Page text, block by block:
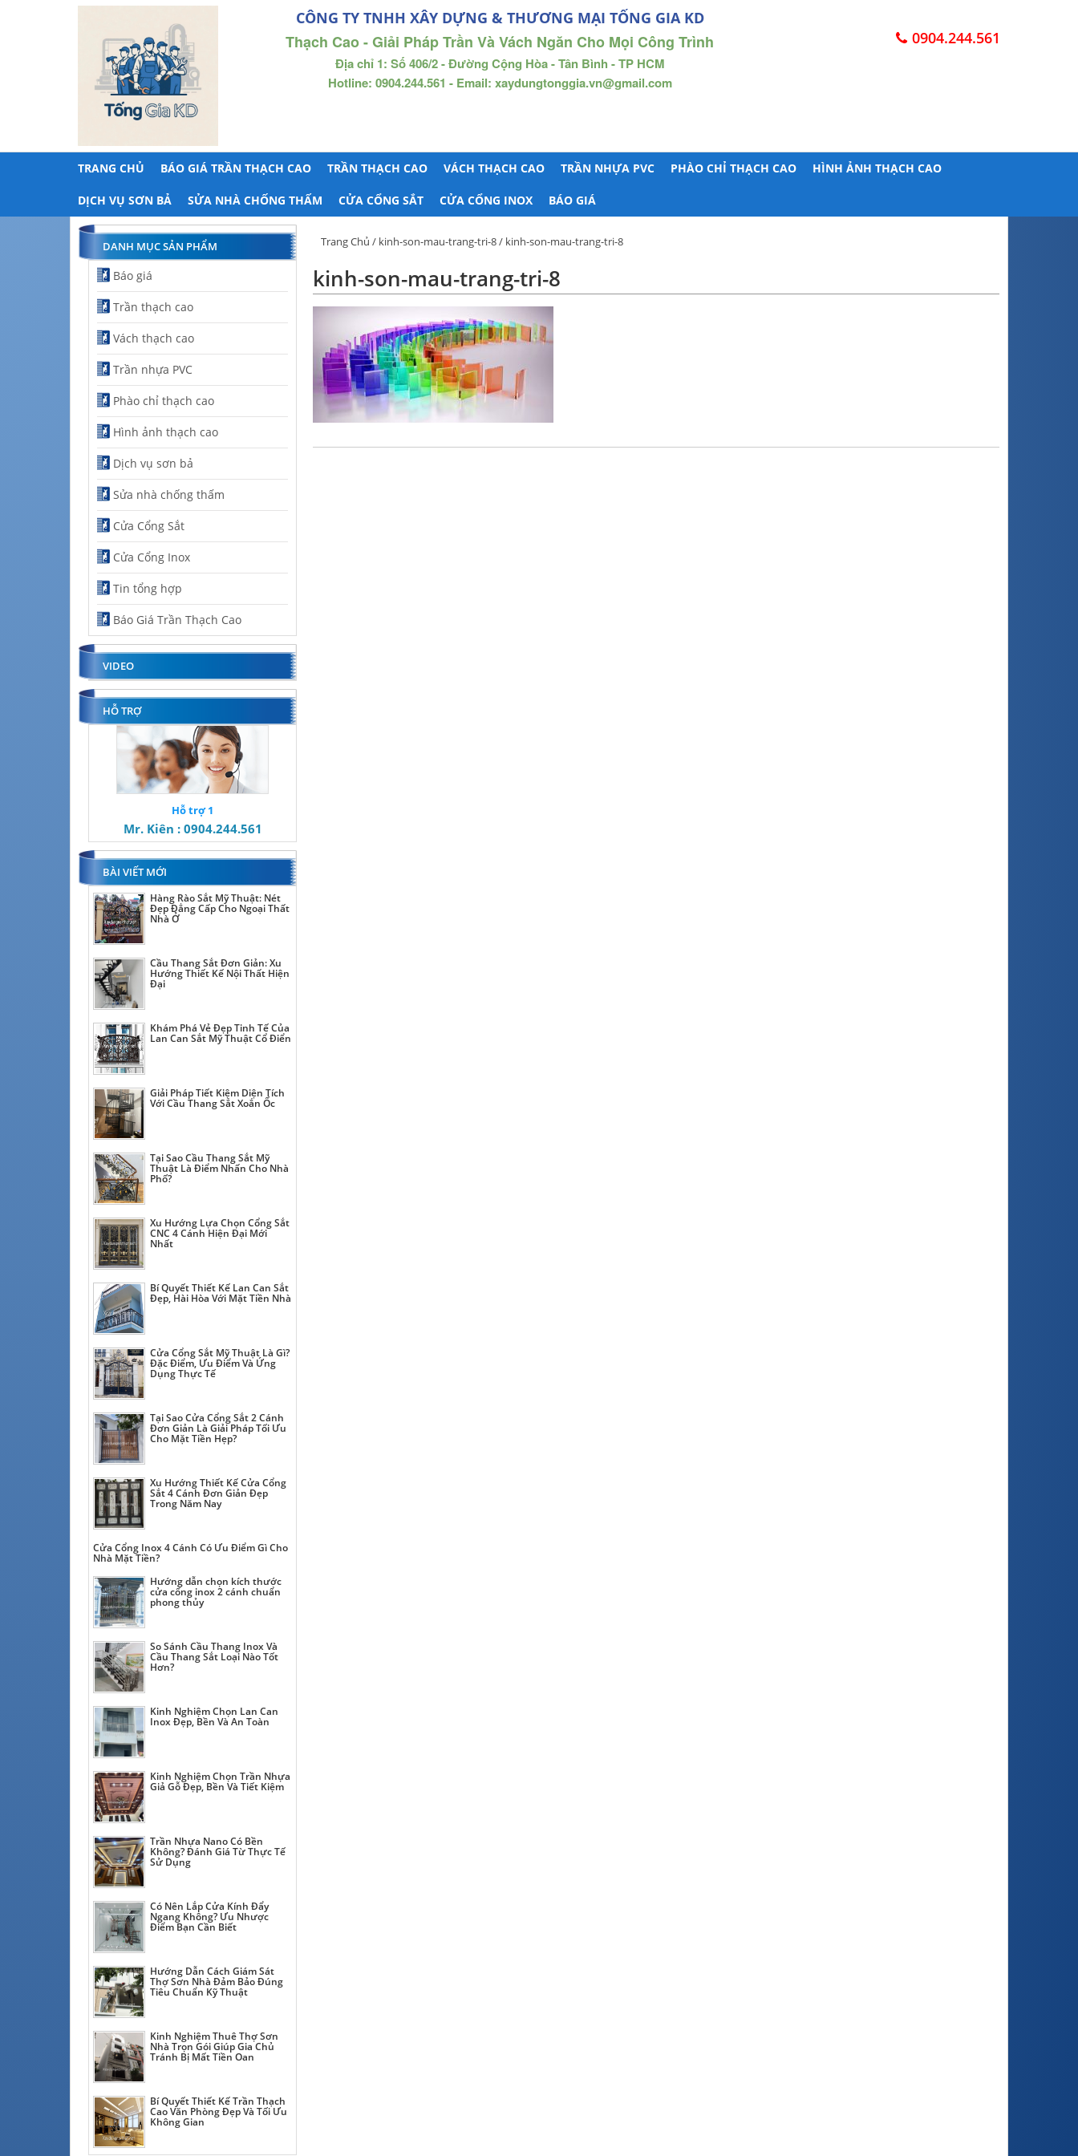
CÔNG TY TNHH XÂY DỰNG & THƯƠNG MẠI TỐNG GIA KD
Thạch Cao - Giải Pháp Trần Và Vách Ngăn Cho Mọi Công Trình
Địa chỉ 1: Số 406/2 - Đường Cộng Hòa - Tân Bình - TP HCM
Hotline: 0904.244.561 - Email: xaydungtonggia.vn@gmail.com
0904.244.561
TRANG CHỦ BÁO GIÁ TRẦN THẠCH CAO TRẦN THẠCH CAO VÁCH THẠCH CAO TRẦN NHỰA PVC PHÀO CHỈ THẠCH CAO HÌNH ẢNH THẠCH CAO
DỊCH VỤ SƠN BẢ SỬA NHÀ CHỐNG THẤM CỬA CỔNG SẮT CỬA CỔNG INOX BÁO GIÁ
Trang Chủ / kinh-son-mau-trang-tri-8/ kinh-son-mau-trang-tri-8
kinh-son-mau-trang-tri-8
DANH MỤC SẢN PHẨM
Báo giá
Trần thạch cao
Vách thạch cao
Trần nhựa PVC
Phào chỉ thạch cao
Hình ảnh thạch cao
Dịch vụ sơn bả
Sửa nhà chống thấm
Cửa Cổng Sắt
Cửa Cổng Inox
Tin tổng hợp
Báo Giá Trần Thạch Cao
VIDEO
HỖ TRỢ
Hỗ trợ 1
Mr. Kiên : 0904.244.561
BÀI VIẾT MỚI
Hàng Rào Sắt Mỹ Thuật: Nét
Đẹp Đẳng Cấp Cho Ngoại Thất
Nhà Ở
Cầu Thang Sắt Đơn Giản: Xu
Hướng Thiết Kế Nội Thất Hiện
Đại
Khám Phá Vẻ Đẹp Tinh Tế Của
Lan Can Sắt Mỹ Thuật Cổ Điển
Giải Pháp Tiết Kiệm Diện Tích
Với Cầu Thang Sắt Xoắn Ốc
Tại Sao Cầu Thang Sắt Mỹ
Thuật Là Điểm Nhấn Cho Nhà
Phố?
Xu Hướng Lựa Chọn Cổng Sắt
CNC 4 Cánh Hiện Đại Mới
Nhất
Bí Quyết Thiết Kế Lan Can Sắt
Đẹp, Hài Hòa Với Mặt Tiền Nhà
Cửa Cổng Sắt Mỹ Thuật Là Gì?
Đặc Điểm, Ưu Điểm Và Ứng
Dụng Thực Tế
Tại Sao Cửa Cổng Sắt 2 Cánh
Đơn Giản Là Giải Pháp Tối Ưu
Cho Mặt Tiền Hẹp?
Xu Hướng Thiết Kế Cửa Cổng
Sắt 4 Cánh Đơn Giản Đẹp
Trong Năm Nay
Cửa Cổng Inox 4 Cánh Có Ưu Điểm Gì Cho
Nhà Mặt Tiền?
Hướng dẫn chọn kích thước
cửa cổng inox 2 cánh chuẩn
phong thủy
So Sánh Cầu Thang Inox Và
Cầu Thang Sắt Loại Nào Tốt
Hơn?
Kinh Nghiệm Chọn Lan Can
Inox Đẹp, Bền Và An Toàn
Kinh Nghiệm Chọn Trần Nhựa
Giả Gỗ Đẹp, Bền Và Tiết Kiệm
Trần Nhựa Nano Có Bền
Không? Đánh Giá Từ Thực Tế
Sử Dụng
Có Nên Lắp Cửa Kính Đẩy
Ngang Không? Ưu Nhược
Điểm Bạn Cần Biết
Hướng Dẫn Cách Giám Sát
Thợ Sơn Nhà Đảm Bảo Đúng
Tiêu Chuẩn Kỹ Thuật
Kinh Nghiệm Thuê Thợ Sơn
Nhà Trọn Gói Giúp Gia Chủ
Tránh Bị Mất Tiền Oan
Bí Quyết Thiết Kế Trần Thạch
Cao Văn Phòng Đẹp Và Tối Ưu
Không Gian